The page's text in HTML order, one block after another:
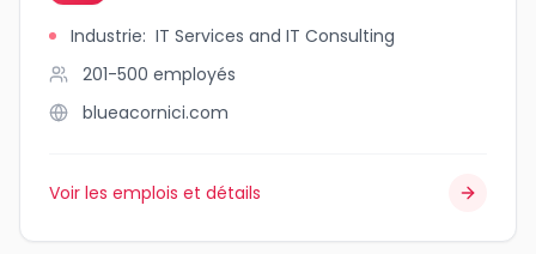
Industrie: IT Services and IT Consulting
201-500 employés
blueacornici.com
Voir les emplois et détails